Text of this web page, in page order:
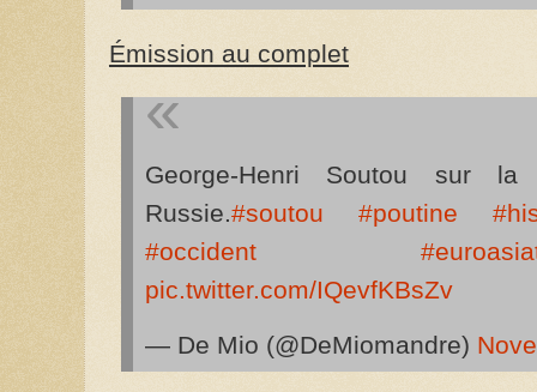
Émission au complet
George-Henri Soutou sur
Russie.#soutou #poutine
#occident
pic.twitter.com/IQevfKBsZv
— De Mio (@DeMiomandre)